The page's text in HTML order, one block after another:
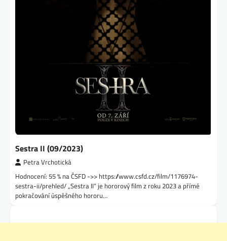
Sestra II (09/2023)
Petra Vrchotická
Hodnocení: 55 % na ČSFD ->> https://www.csfd.cz/film/1176974-
sestra-ii/prehled/ „Sestra II“ je hororový film z roku 2023 a přímé
pokračování úspěšného hororu…